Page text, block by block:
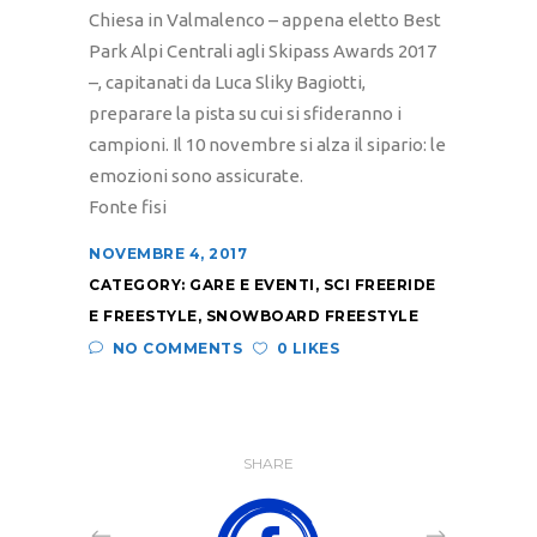
Chiesa in Valmalenco – appena eletto Best
Park Alpi Centrali agli Skipass Awards 2017
–, capitanati da Luca Sliky Bagiotti,
preparare la pista su cui si sfideranno i
campioni. Il 10 novembre si alza il sipario: le
emozioni sono assicurate.
Fonte fisi
NOVEMBRE 4, 2017
CATEGORY: GARE E EVENTI , SCI FREERIDE
E FREESTYLE, SNOWBOARD FREESTYLE
NO COMMENTS
0 LIKES
SHARE